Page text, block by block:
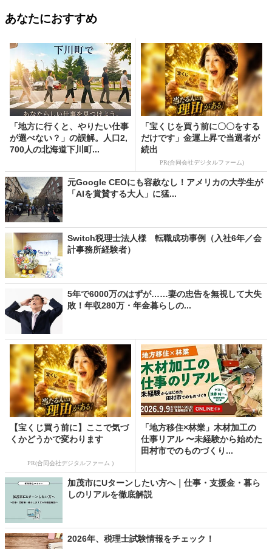
あなたにおすすめ
「地方に行くと、やりたい仕事
が選べない？」の誤解。人口2,
700人の北海道下川町...
「宝くじを買う前に〇〇をする
だけです」金運上昇で当選者が
続出
PR(合同会社デジタルファーム)
元Google CEOにも容赦なし！アメリカの大学生が
「AIを賞賛する大人」に猛...
Switch税理士法人様 転職成功事例（入社6年／会
計事務所経験者）
5年で6000万のはずが……妻の忠告を無視して大失
敗！年収280万・年金暮らしの...
【宝くじ買う前に】ここで気づ
くかどうかで変わります
PR(合同会社デジタルファーム )
「地方移住×林業」木材加工の
仕事リアル 〜未経験から始めた
田村市でのものづくり...
加茂市にUターンしたい方へ｜仕事・支援金・暮ら
しのリアルを徹底解説
2026年、税理士試験情報をチェック！